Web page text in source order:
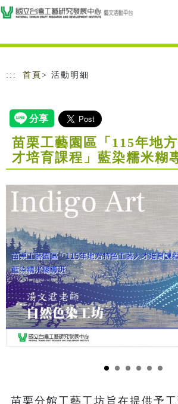
跳到主要內容
網站導覽
::: 首頁 > 活動明細
苗栗工藝園區「115年地
才培育課程」藍染糯米糊
苗栗分館工藝工坊旨在提供予